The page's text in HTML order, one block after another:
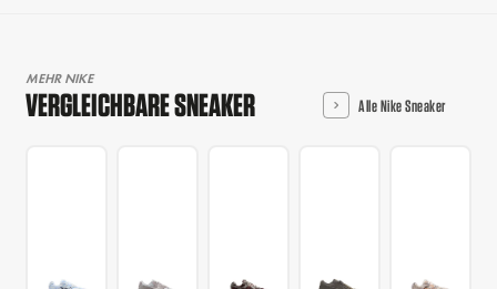
MEHR NIKE
VERGLEICHBARE SNEAKER Alle Nike Sneaker